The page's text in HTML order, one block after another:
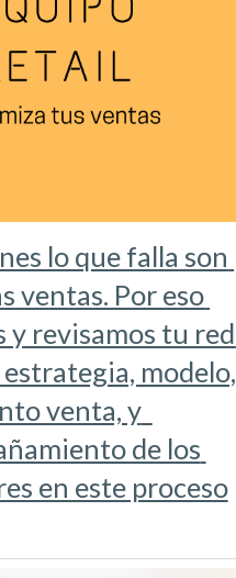
lo que falla son
ventas. Por eso
y revisamos tu red
modelo,
venta, y
de los
en este proceso